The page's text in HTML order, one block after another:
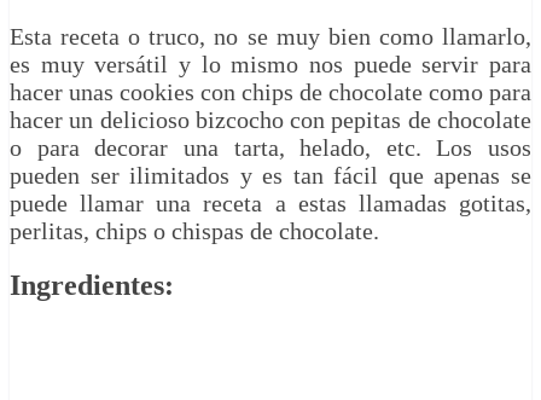
Esta receta o truco, no se muy bien como llamarlo,
es muy versátil y lo mismo nos puede servir para
hacer unas cookies con chips de chocolate como para
hacer un delicioso bizcocho con pepitas de chocolate
o para decorar una tarta, helado, etc. Los usos
pueden ser ilimitados y es tan fácil que apenas se
puede llamar una receta a estas llamadas gotitas,
perlitas, chips o chispas de chocolate.
Ingredientes: